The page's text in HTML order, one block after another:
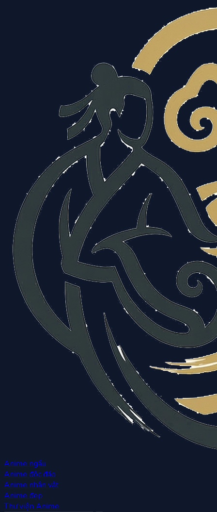
Anime ngầu
Anime độc đáo
Anime nhân vật
Anime đẹp
Thư viện Anime